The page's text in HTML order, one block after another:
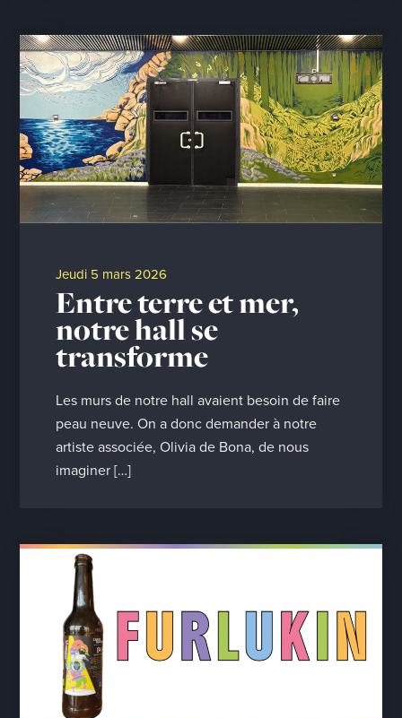
jeudi 5 mars 2026
Entre terre et mer,
notre hall se
transforme
Les murs de notre hall avaient besoin de faire
peau neuve. On a donc demander à notre
artiste associée, Olivia de Bona, de nous
imaginer […]